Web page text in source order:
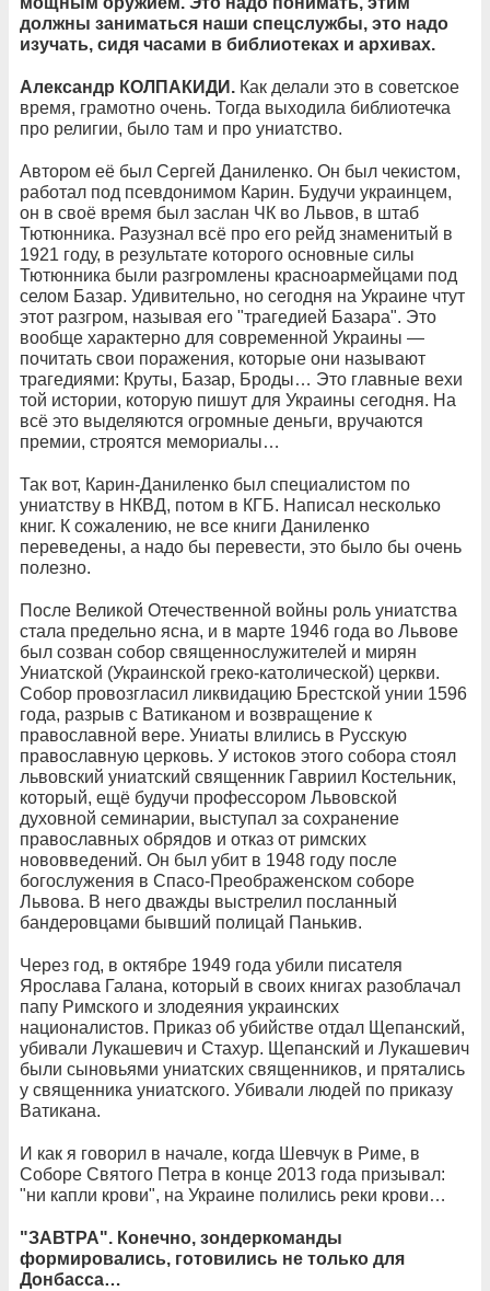
должны заниматься наши спецслужбы, это надо
изучать, сидя часами в библиотеках и архивах.
Александр КОЛПАКИДИ. Как делали это в советское
время, грамотно очень. Тогда выходила библиотечка
про религии, было там и про униатство.
Автором её был Сергей Даниленко. Он был чекистом,
работал под псевдонимом Карин. Будучи украинцем,
он в своё время был заслан ЧК во Львов, в штаб
Тютюнника. Разузнал всё про его рейд знаменитый в
1921 году, в результате которого основные силы
Тютюнника были разгромлены красноармейцами под
селом Базар. Удивительно, но сегодня на Украине чтут
этот разгром, называя его "трагедией Базара". Это
вообще характерно для современной Украины —
почитать свои поражения, которые они называют
трагедиями: Круты, Базар, Броды… Это главные вехи
той истории, которую пишут для Украины сегодня. На
всё это выделяются огромные деньги, вручаются
премии, строятся мемориалы…
Так вот, Карин-Даниленко был специалистом по
униатству в НКВД, потом в КГБ. Написал несколько
книг. К сожалению, не все книги Даниленко
переведены, а надо бы перевести, это было бы очень
полезно.
После Великой Отечественной войны роль униатства
стала предельно ясна, и в марте 1946 года во Львове
был созван собор священнослужителей и мирян
Униатской (Украинской греко-католической) церкви.
Собор провозгласил ликвидацию Брестской унии 1596
года, разрыв с Ватиканом и возвращение к
православной вере. Униаты влились в Русскую
православную церковь. У истоков этого собора стоял
львовский униатский священник Гавриил Костельник,
который, ещё будучи профессором Львовской
духовной семинарии, выступал за сохранение
православных обрядов и отказ от римских
нововведений. Он был убит в 1948 году после
богослужения в Спасо-Преображенском соборе
Львова. В него дважды выстрелил посланный
бандеровцами бывший полицай Панькив.
Через год, в октябре 1949 года убили писателя
Ярослава Галана, который в своих книгах разоблачал
папу Римского и злодеяния украинских
националистов. Приказ об убийстве отдал Щепанский,
убивали Лукашевич и Стахур. Щепанский и Лукашевич
были сыновьями униатских священников, и прятались
у священника униатского. Убивали людей по приказу
Ватикана.
И как я говорил в начале, когда Шевчук в Риме, в
Соборе Святого Петра в конце 2013 года призывал:
"ни капли крови", на Украине полились реки крови…
"ЗАВТРА". Конечно, зондеркоманды
формировались, готовились не только для
Донбасса…